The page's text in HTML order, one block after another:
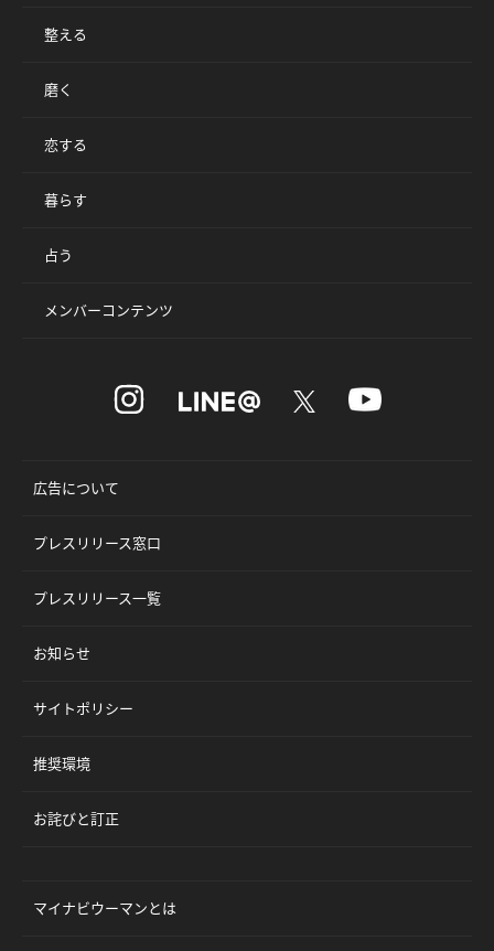
整える
磨く
恋する
暮らす
占う
メンバーコンテンツ
広告について
プレスリリース窓口
プレスリリース一覧
お知らせ
サイトポリシー
推奨環境
お詫びと訂正
マイナビウーマンとは